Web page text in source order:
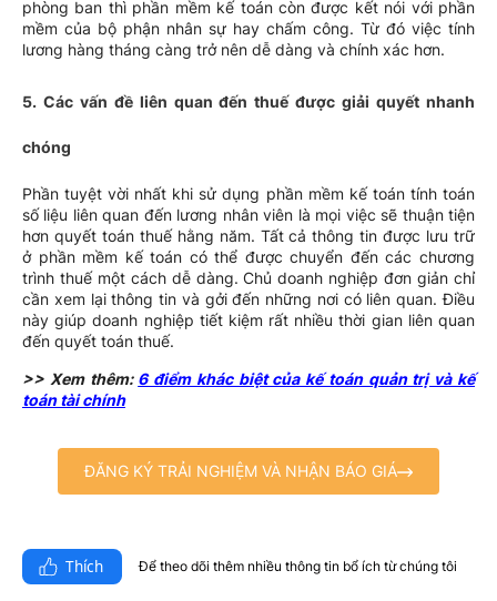
phòng ban thì phần mềm kế toán còn được kết nói với phần
mềm của bộ phận nhân sự hay chấm công. Từ đó việc tính
lương hàng tháng càng trở nên dễ dàng và chính xác hơn.
5. Các vấn đề liên quan đến thuế được giải quyết nhanh
chóng
Phần tuyệt vời nhất khi sử dụng phần mềm kế toán tính toán
số liệu liên quan đến lương nhân viên là mọi việc sẽ thuận tiện
hơn quyết toán thuế hằng năm. Tất cả thông tin được lưu trữ
ở phần mềm kế toán có thể được chuyển đến các chương
trình thuế một cách dễ dàng. Chủ doanh nghiệp đơn giản chỉ
cần xem lại thông tin và gởi đến những nơi có liên quan. Điều
này giúp doanh nghiệp tiết kiệm rất nhiều thời gian liên quan
đến quyết toán thuế.
>> Xem thêm: 6 điểm khác biệt của kế toán quản trị và kế
toán tài chính
ĐĂNG KÝ TRẢI NGHIỆM VÀ NHẬN BÁO GIÁ
Thích Để theo dõi thêm nhiều thông tin bổ ích từ chúng tôi​